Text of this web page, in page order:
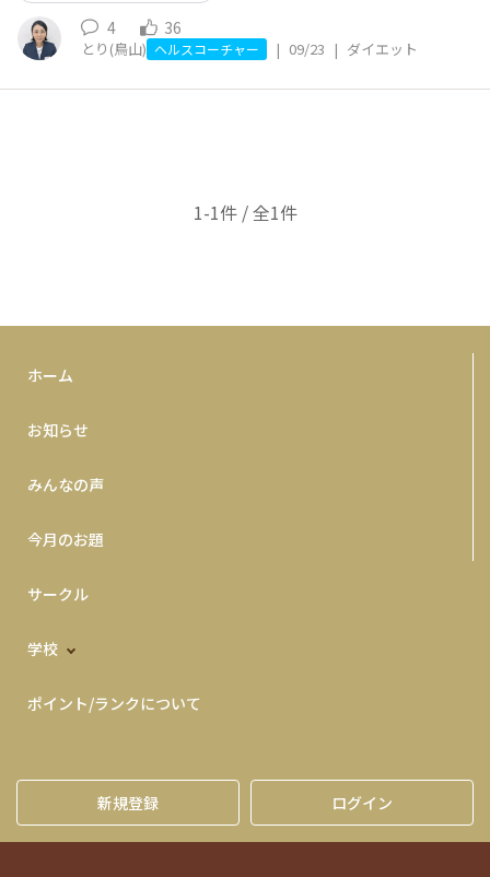
4 36
とり(鳥山) ヘルスコーチャー | 09/23 | ダイエット
1-1件 / 全1件
ホーム
お知らせ
みんなの声
今月のお題
サークル
学校
ポイント/ランクについて
新規登録 ログイン